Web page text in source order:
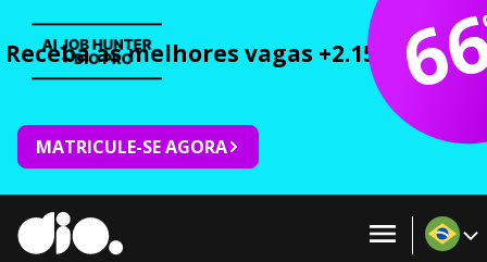
Receba as melhores vagas +2.150 cursos
MATRICULE-SE AGORA